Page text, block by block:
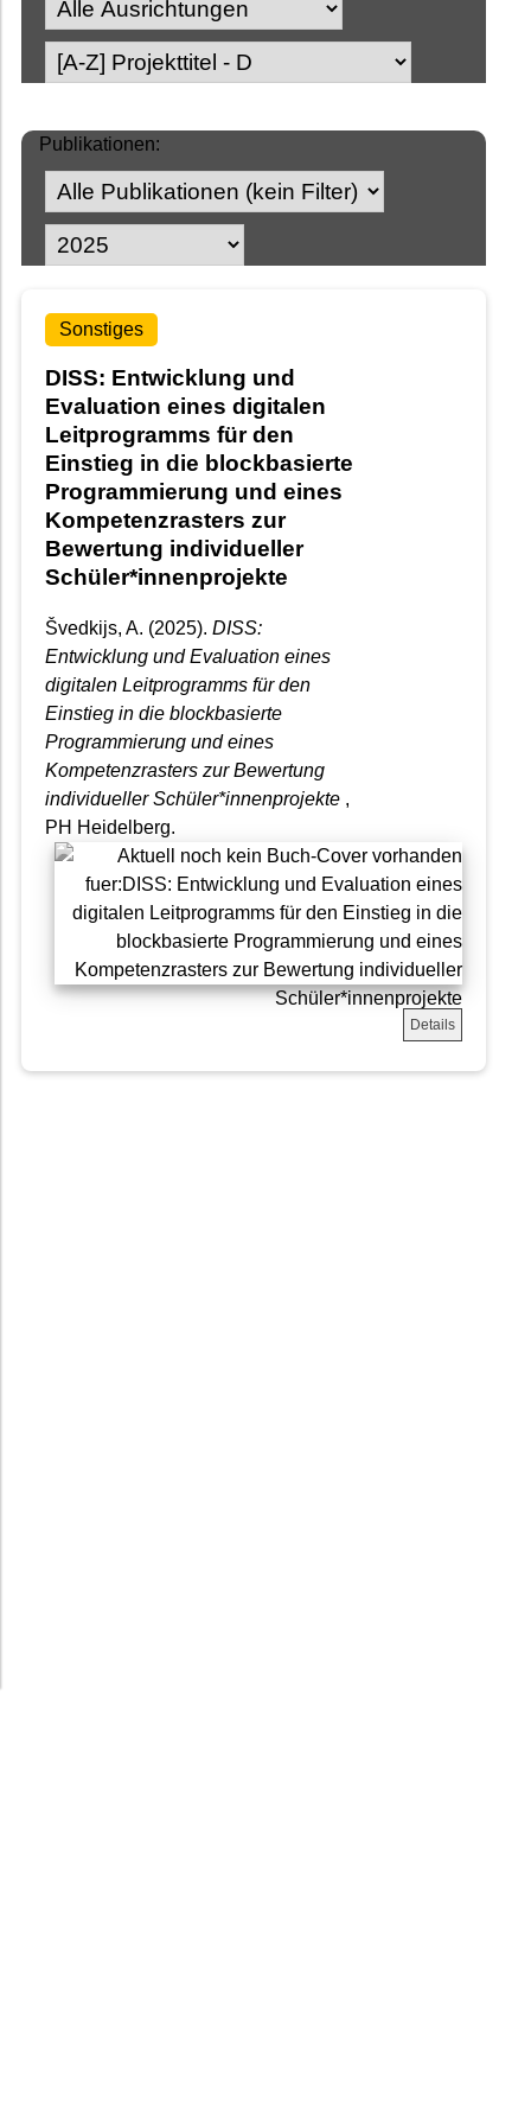
Publikationen:
Sonstiges
DISS: Entwicklung und
Evaluation eines digitalen
Leitprogramms für den
Einstieg in die blockbasierte
Programmierung und eines
Kompetenzrasters zur
Bewertung individueller
Schüler*innenprojekte
Švedkijs, A. (2025). DISS:
Entwicklung und Evaluation eines
digitalen Leitprogramms für den
Einstieg in die blockbasierte
Programmierung und eines
Kompetenzrasters zur Bewertung
individueller Schüler*innenprojekte ,
PH Heidelberg.
Details